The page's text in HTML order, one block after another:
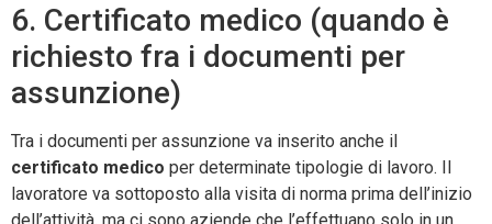
6. Certificato medico (quando è
richiesto fra i documenti per
assunzione)
Tra i documenti per assunzione va inserito anche il
certificato medico per determinate tipologie di lavoro. Il
lavoratore va sottoposto alla visita di norma prima dell’inizio